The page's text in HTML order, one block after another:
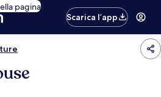
pagina
Scarica l’app